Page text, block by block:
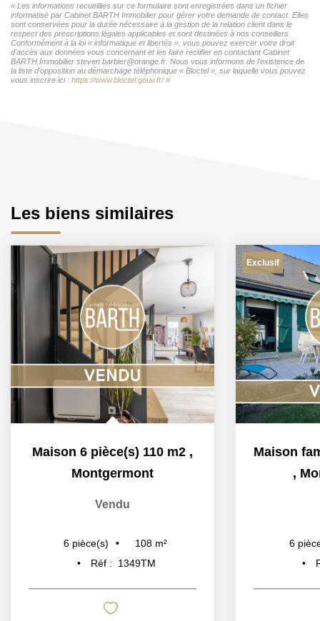
« Les informations recueillies sur ce formulaire sont enregistrées dans un fichier
informatisé par Cabinet BARTH Immobilier pour gérer votre demande de contact. Elles
sont conservées pour la durée nécessaire à la gestion de la relation client dans le
respect des prescriptions légales applicables et sont destinées à nos conseillers
Conformément à la loi « informatique et libertés », vous pouvez exercer votre droit
d'accès aux données vous concernant et les faire rectifier en contactant Cabinet
BARTH Immobilier steven.barbier@orange.fr. Nous vous informons de l'existence de
la liste d'opposition au démarchage téléphonique « Bloctel », sur laquelle vous pouvez
vous inscrire ici : https://www.bloctel.gouv.fr/»
Les biens similaires
Maison 6 pièce(s) 110 m2 ,
Montgermont
Vendu
6 pièce(s) 108 m²
Réf :
1349TM
Exclusif
,
6